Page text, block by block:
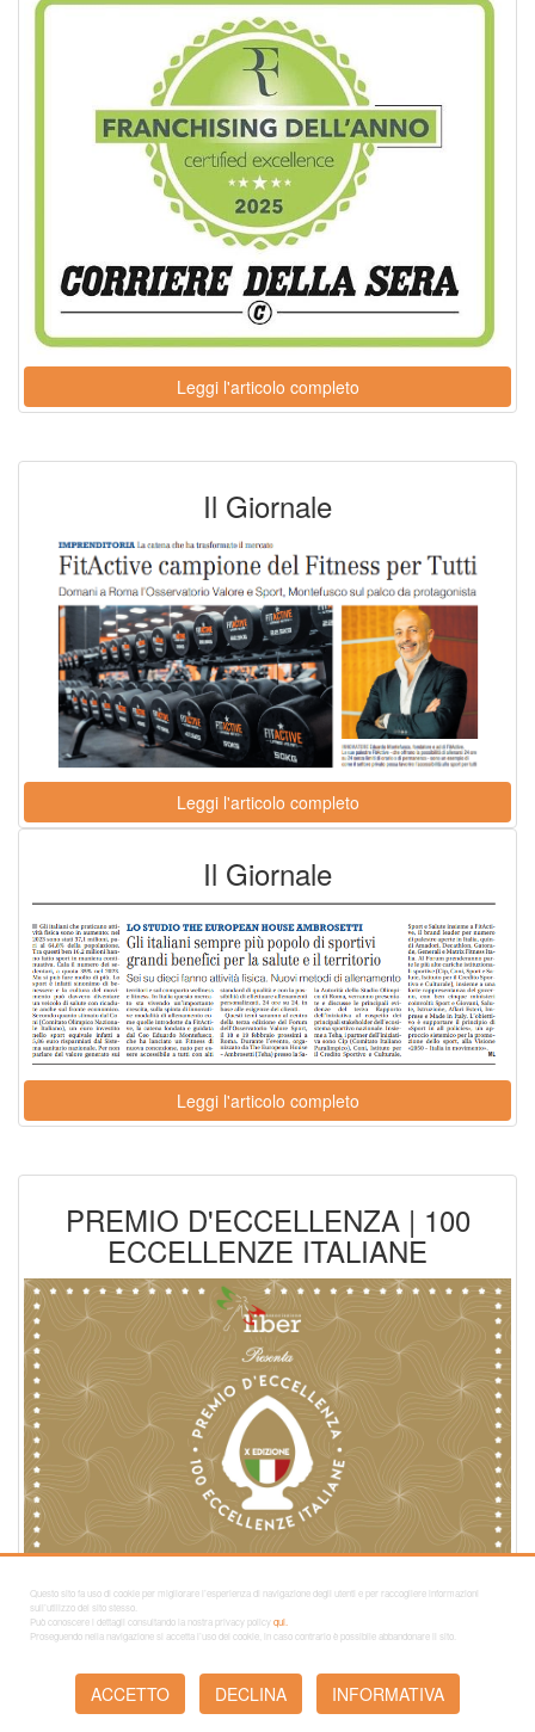
Leggi l'articolo completo
Il Giornale
Leggi l'articolo completo
Il Giornale
Leggi l'articolo completo
PREMIO D'ECCELLENZA | 100
ECCELLENZE ITALIANE
Questo sito fa uso di cookie per migliorare l’esperienza di navigazione degli utenti e per raccogliere informazioni
sull’utilizzo del sito stesso.
Può conoscere i dettagli consultando la nostra privacy policyqui.
Proseguendo nella navigazione si accetta l’uso dei cookie, in caso contrario è possibile abbandonare il sito.
ACCETTO DECLINA INFORMATIVA